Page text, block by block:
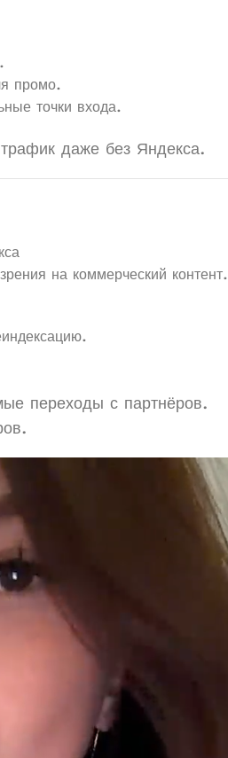
промо.
точки входа.
даже без Яндекса.
на коммерческий контент.
переходы с партнёров.